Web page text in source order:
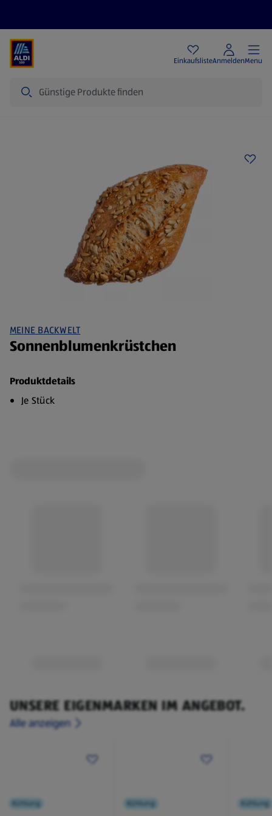
EinkaufslisteAnmeldenMenu
MEINE BACKWELT
Sonnenblumenkrüstchen
Produktdetails
Je Stück
UNSERE EIGENMARKEN IM ANGEBOT.
Alle anzeigen
Kühlung Kühlung Kühlung